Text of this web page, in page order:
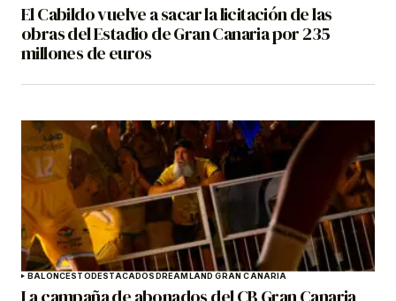
El Cabildo vuelve a sacar la licitación de las
obras del Estadio de Gran Canaria por 235
millones de euros
BALONCESTODESTACADOSDREAMLAND GRAN CANARIA